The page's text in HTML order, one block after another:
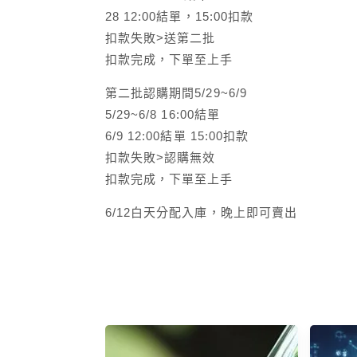
28 12:00結單，15:00扣款
扣款失敗>送第二批
扣款完成，下單至上手
第二批認購期間5/29~6/9
5/29~6/8 16:00結單
6/9 12:00結單 15:00扣款
扣款失敗>認購無效
扣款完成，下單至上手
6/12白天分配入庫，晚上即可賣出